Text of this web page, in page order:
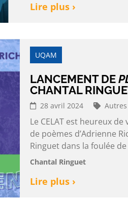
Lire plus ›
UQAM
LANCEMENT DE
CHANTAL
28 avril 2024 Autres
Le CELAT est heureux
de poèmes d’Adrienne
Ringuet dans la foulée
Chantal Ringuet
Lire plus ›